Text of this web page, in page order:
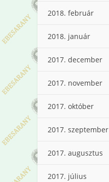
2018. február
2018. január
2017. december
2017. november
2017. október
2017. szeptember
2017. augusztus
2017. július